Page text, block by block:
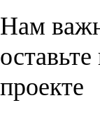
Нам
проекте